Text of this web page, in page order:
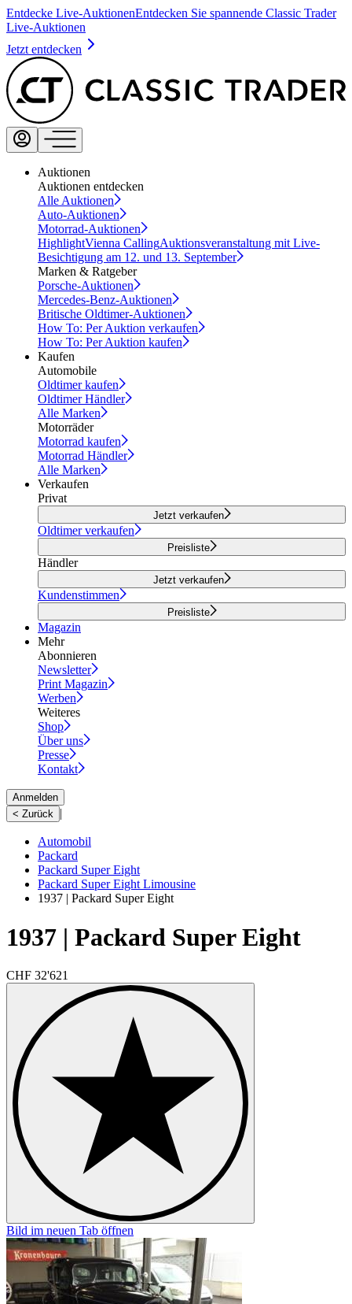
Entdecke Live-AuktionenEntdecken Sie spannende Classic Trader
Live-Auktionen
Jetzt entdecken
Auktionen
Auktionen entdecken
Alle Auktionen
Auto-Auktionen
Motorrad-Auktionen
HighlightVienna CallingAuktionsveranstaltung mit Live-
Besichtigung am 12. und 13. September
Marken & Ratgeber
Porsche-Auktionen
Mercedes-Benz-Auktionen
Britische Oldtimer-Auktionen
How To: Per Auktion verkaufen
How To: Per Auktion kaufen
Kaufen
Automobile
Oldtimer kaufen
Oldtimer Händler
Alle Marken
Motorräder
Motorrad kaufen
Motorrad Händler
Alle Marken
Verkaufen
Privat
Jetzt verkaufen
Oldtimer verkaufen
Preisliste
Händler
Jetzt verkaufen
Kundenstimmen
Preisliste
Magazin
Mehr
Abonnieren
Newsletter
Print Magazin
Werben
Weiteres
Shop
Über uns
Presse
Kontakt
Anmelden
< Zurück |
Automobil
Packard
Packard Super Eight
Packard Super Eight Limousine
1937 | Packard Super Eight
1937 | Packard Super Eight
CHF 32'621
Bild im neuen Tab öffnen